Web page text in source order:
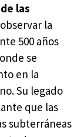
las
la
500 años
se
en la
Su legado
que las
subterráneas